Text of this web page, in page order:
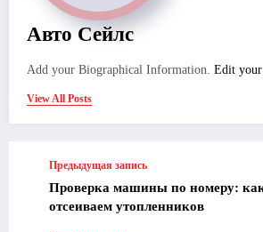
Авто Сейлс
Add your Biographical Information. Edit
View All Posts
Предыдущая запись
Проверка машины по номеру:
отсеиваем утопленников